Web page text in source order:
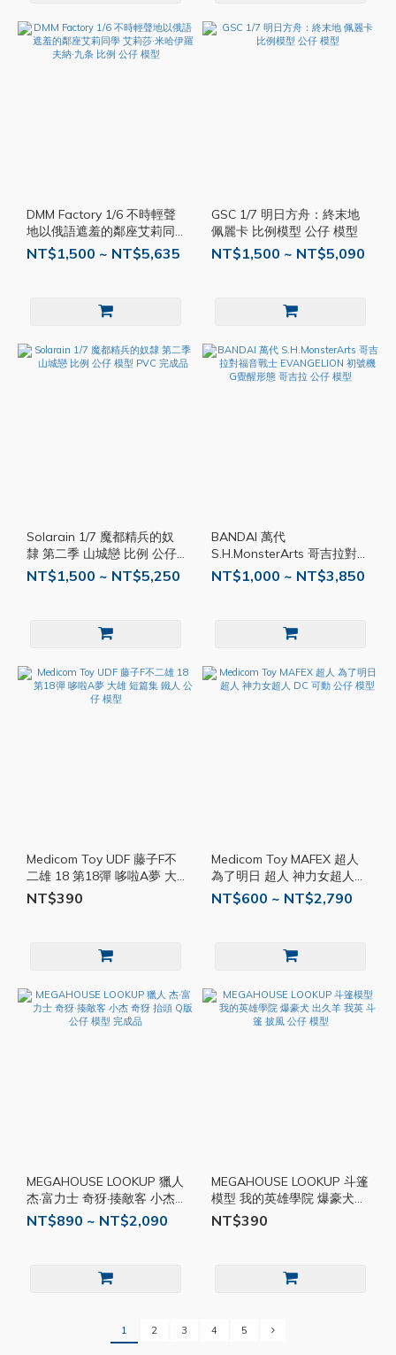
DMM Factory 1/6 不時輕聲
地以俄語遮羞的鄰座艾莉同
學 艾莉莎·米哈伊羅夫納·九条
比例 公仔 模型
NT$1,500 ~ NT$5,635
GSC 1/7 明日方舟：終末地
佩麗卡 比例模型 公仔 模型
NT$1,500 ~ NT$5,090
Solarain 1/7 魔都精兵的奴
隸 第二季 山城戀 比例 公仔
模型 PVC 完成品
NT$1,500 ~ NT$5,250
BANDAI 萬代
S.H.MonsterArts 哥吉拉對福
音戰士 EVANGELION 初號機
G覺醒形態 哥吉拉 公仔 模型
NT$1,000 ~ NT$3,850
Medicom Toy UDF 藤子F不
二雄 18 第18彈 哆啦A夢 大
雄 短篇集 鐵人 公仔 模型
NT$390
Medicom Toy MAFEX 超人
為了明日 超人 神力女超人
DC 可動 公仔 模型
NT$600 ~ NT$2,790
MEGAHOUSE LOOKUP 獵人
杰·富力士 奇犽·揍敵客 小杰
奇犽 抬頭 Q版 公仔 模型 完
NT$890 ~ NT$2,090
MEGAHOUSE LOOKUP 斗篷
模型 我的英雄學院 爆豪犬
出久羊 我英 斗篷 披風 公仔
NT$390
1 2 3 4 5